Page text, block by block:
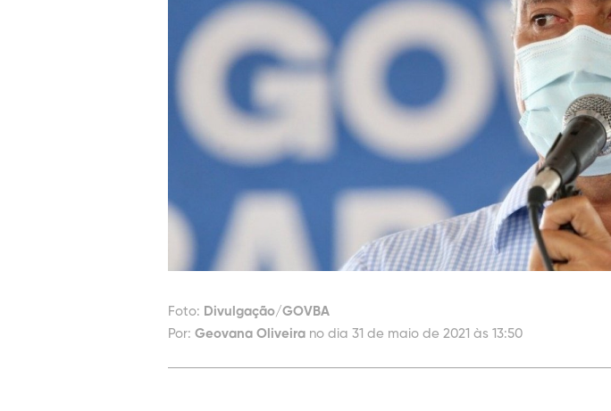
Foto: Divulgação/GOVBA
Por: Geovana Oliveira no dia 31 de maio de 2021 às 13:50